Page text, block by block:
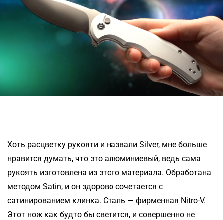
Хоть расцветку рукояти и назвали Silver, мне больше
нравится думать, что это алюминиевый, ведь сама
рукоять изготовлена из этого материала. Обработана
методом Satin, и он здорово сочетается с
сатинированием клинка. Сталь — фирменная Nitro-V.
Этот нож как будто бы светится, и совершенно не